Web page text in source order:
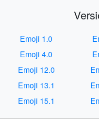
Emoji 1.0
Emoji 4.0
Emoji 12.0
Emoji 13.1
Emoji 15.1